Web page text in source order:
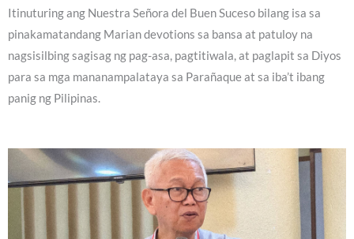
Itinuturing ang Nuestra Señora del Buen Suceso bilang isa sa
pinakamatandang Marian devotions sa bansa at patuloy na
nagsisilbing sagisag ng pag-asa, pagtitiwala, at paglapit sa Diyos
para sa mga mananampalataya sa Parañaque at sa iba’t ibang
panig ng Pilipinas.